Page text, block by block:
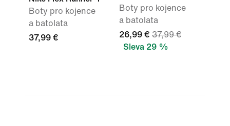
Boty pro kojence
a batolata
37,99 €
Boty pro kojence
a batolata
26,99 € 37,99 €
Sleva 29 %